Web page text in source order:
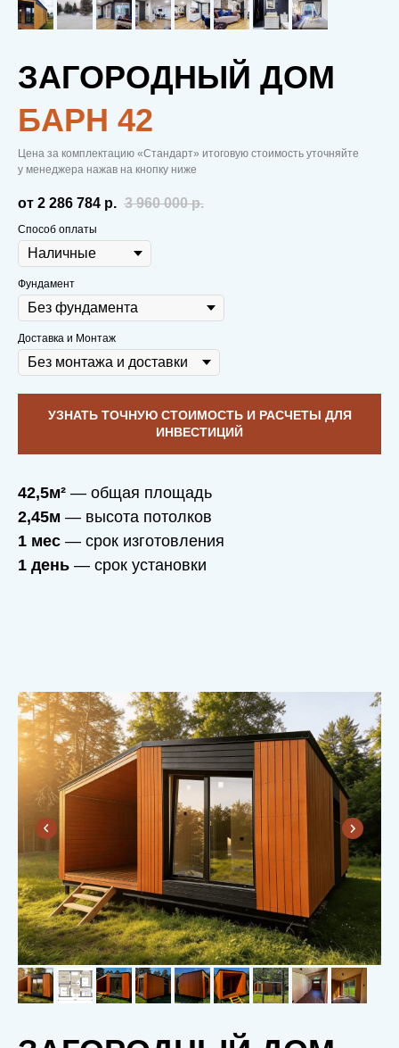
ЗАГОРОДНЫЙ ДОМ
БAРН 42
Цена за комплектацию «Стандарт» итоговую стоимость уточняйте
у менеджера нажав на кнопку ниже
от 2 286 784 р. 3 960 000 р.
Способ оплаты
Фундамент
Доставка и Монтаж
УЗНАТЬ ТОЧНУЮ СТОИМОСТЬ И РАСЧЕТЫ ДЛЯ
ИНВЕСТИЦИЙ
42,5м² — общая площадь
2,45м — высота потолков
1 мес — срок изготовления
1 день — срок установки